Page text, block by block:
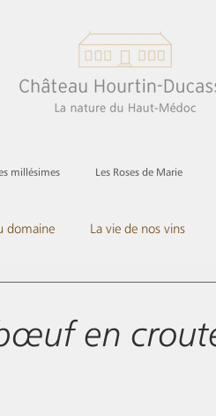
millésimes Les Roses de Marie
domaine La vie de nos vins
en